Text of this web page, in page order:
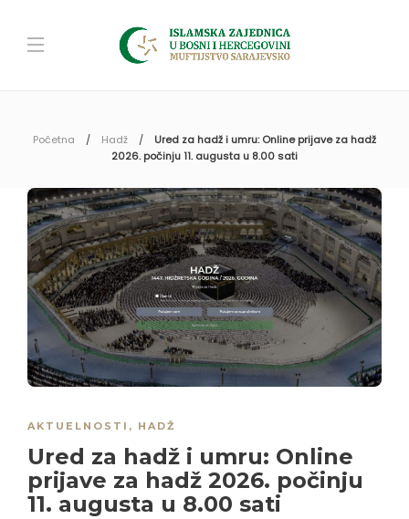
Početna Hadž
Ured za hadž i umru: Online prijave za hadž
2026. počinju 11. augusta u 8.00 sati
AKTUELNOSTI , HADŽ
Ured za hadž i umru: Online
prijave za hadž 2026. počinju
11. augusta u 8.00 sati